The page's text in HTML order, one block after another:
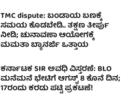
TMC dispute: ಬಂಡಾಯ ಬಣಕ್ಕೆ
ಸಮಯ ಕೊಡಬೇಡಿ.. ತಕ್ಷಣ ತೀರ್ಪು
ನೀಡಿ; ಚುನಾವಣಾ ಆಯೋಗಕ್ಕೆ
ಮಮತಾ ಬ್ಯಾನರ್ಜಿ ಒತ್ತಾಯ
ಕರ್ನಾಟಕ SIR ಅವಧಿ ವಿಸ್ತರಣೆ: BLO
ಮನೆಮನೆ ಭೇಟಿಗೆ ಆಗಸ್ಟ್ 8 ಕೊನೆ ದಿನ;
17ರಂದು ಕರಡು ಪಟ್ಟಿ ಪ್ರಕಟಣೆ!